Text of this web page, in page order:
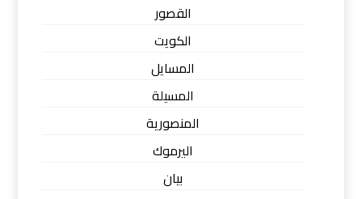
القصور
الكويت
المسايل
المسيلة
المنصورية
اليرموك
بيان